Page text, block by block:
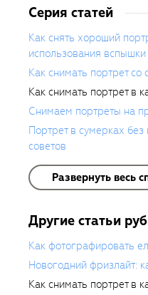
Серия статей
Как снять хороший
использования вспышки
Как снимать портрет со
Как снимать портрет в
Снимаем портреты на
Портрет в сумерках
советов
Развернуть весь
Другие статьи
Как фотографировать
Новогодний фризлайт:
Как снимать портрет в